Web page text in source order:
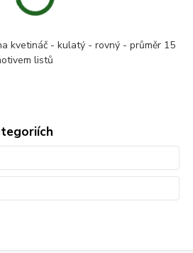
kvetináč - kulatý - rovný - průměr 15
listů